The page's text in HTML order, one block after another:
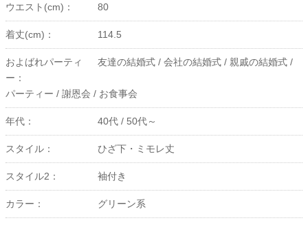
ウエスト(cm)： 80
着丈(cm)： 114.5
およばれパーティ
ー：
友達の結婚式 / 会社の結婚式 / 親戚の結婚式 /
パーティー / 謝恩会 / お食事会
年代： 40代 / 50代～
スタイル： ひざ下・ミモレ丈
スタイル2： 袖付き
カラー： グリーン系